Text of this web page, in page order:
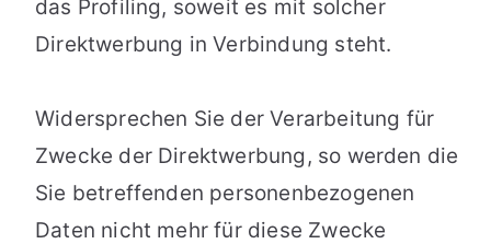
das Profiling, soweit es mit solcher
Direktwerbung in Verbindung steht.
Widersprechen Sie der Verarbeitung für
Zwecke der Direktwerbung, so werden die
Sie betreffenden personenbezogenen
Daten nicht mehr für diese Zwecke